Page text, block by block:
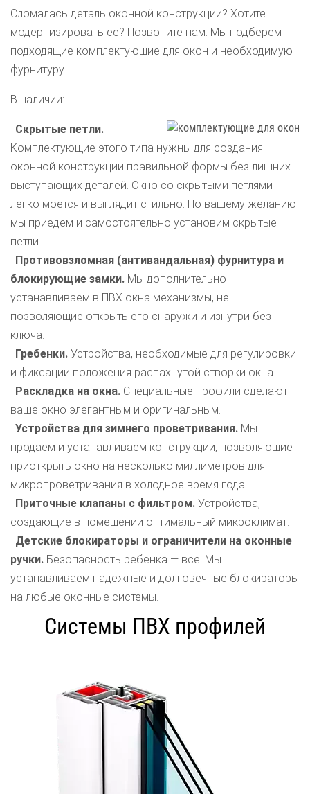
Сломалась деталь оконной конструкции? Хотите
модернизировать ее? Позвоните нам. Мы подберем
подходящие комплектующие для окон и необходимую
фурнитуру.
В наличии:
Скрытые петли.
Комплектующие этого типа нужны для создания
оконной конструкции правильной формы без лишних
выступающих деталей. Окно со скрытыми петлями
легко моется и выглядит стильно. По вашему желанию
мы приедем и самостоятельно установим скрытые
петли.
Противовзломная (антивандальная) фурнитура и
блокирующие замки. Мы дополнительно
устанавливаем в ПВХ окна механизмы, не
позволяющие открыть его снаружи и изнутри без
ключа.
Гребенки. Устройства, необходимые для регулировки
и фиксации положения распахнутой створки окна.
Раскладка на окна. Специальные профили сделают
ваше окно элегантным и оригинальным.
Устройства для зимнего проветривания. Мы
продаем и устанавливаем конструкции, позволяющие
приоткрыть окно на несколько миллиметров для
микропроветривания в холодное время года.
Приточные клапаны с фильтром. Устройства,
создающие в помещении оптимальный микроклимат.
Детские блокираторы и ограничители на оконные
ручки. Безопасность ребенка — все. Мы
устанавливаем надежные и долговечные блокираторы
на любые оконные системы.
Системы ПВХ профилей